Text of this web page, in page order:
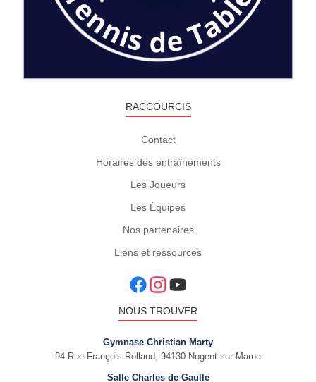
RACCOURCIS
Contact
Horaires des entraînements
Les Joueurs
Les Équipes
Nos partenaires
Liens et ressources
NOUS TROUVER
Gymnase Christian Marty
94 Rue François Rolland, 94130 Nogent-sur-Marne
Salle Charles de Gaulle